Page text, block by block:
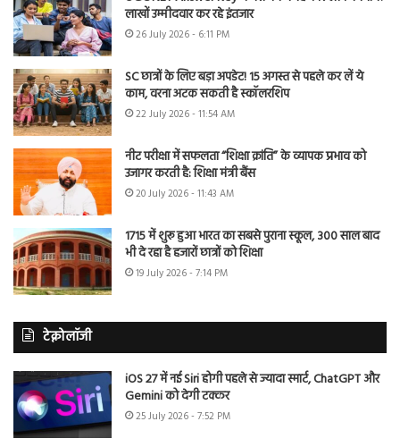
लाखों उम्मीदवार कर रहे इंतजार
26 July 2026 - 6:11 PM
SC छात्रों के लिए बड़ा अपडेट! 15 अगस्त से पहले कर लें ये
काम, वरना अटक सकती है स्कॉलरशिप
22 July 2026 - 11:54 AM
नीट परीक्षा में सफलता “शिक्षा क्रांति” के व्यापक प्रभाव को
उजागर करती है: शिक्षा मंत्री बैंस
20 July 2026 - 11:43 AM
1715 में शुरू हुआ भारत का सबसे पुराना स्कूल, 300 साल बाद
भी दे रहा है हजारों छात्रों को शिक्षा
19 July 2026 - 7:14 PM
टेक्नोलॉजी
iOS 27 में नई Siri होगी पहले से ज्यादा स्मार्ट, ChatGPT और
Gemini को देगी टक्कर
25 July 2026 - 7:52 PM